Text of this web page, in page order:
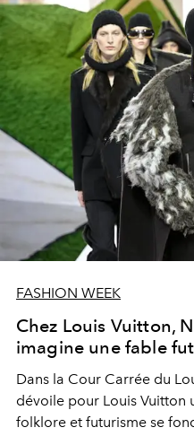
FASHION WEEK
Chez Louis Vuitton,
imagine une fable
Dans la Cour Carrée du
dévoile pour Louis Vuitton
folklore et futurisme se